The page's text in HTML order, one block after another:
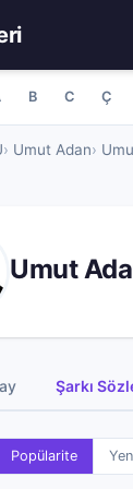
B C Ç
Umut Adan
Umut
Şarkı
Popülarite